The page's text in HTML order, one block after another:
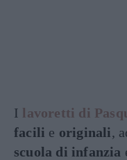
I lavoretti di
facili e originali,
scuola di infanzia